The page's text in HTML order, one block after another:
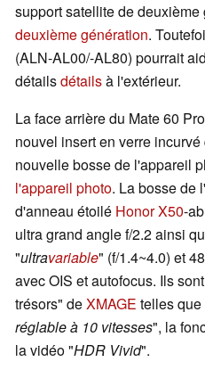
support satellite de deuxième
deuxième génération.
(ALN-AL00/-AL80) pourrait
détailsdétailsà l'extérieur.
La face arrière du Mate 60
nouvel insert en verre
nouvelle bosse de l'appareil
l'appareil photo. La bosse de
d'anneau étoilé Honor X50-
ultra grand angle f/2.2 ainsi
"ultravariable" (f/1.4~4.0) et
avec OIS et autofocus. Ils
trésors" deXMAGE telles que
réglable à 10 vitesses", la
la vidéo "HDR Vivid".